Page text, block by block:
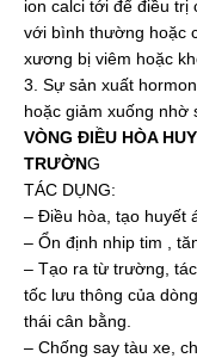
ion calci tới để điều
với bình thường hoặc
xương bị viêm hoặc
3. Sự sản xuất
hoặc giảm xuống nhờ
VÒNG ĐIỀU HÒA
TRƯỜNG
TÁC DỤNG:
– Điều hòa, tạo huyết
– Ổn định nhip tim ,
– Tạo ra từ trường,
tốc lưu thông của
thái cân bằng.
– Chống say tàu xe,